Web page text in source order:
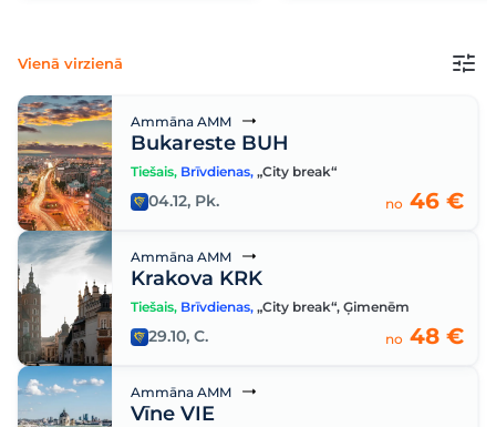
Vienā virzienā
Ammāna AMM
Bukareste BUH
Tiešais, Brīvdienas, „City break“
04.12, Pk. no 46 €
Ammāna AMM
Krakova KRK
Tiešais, Brīvdienas, „City break“, Ģimenēm
29.10, C. no 48 €
Ammāna AMM
Vīne VIE